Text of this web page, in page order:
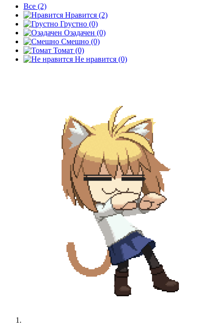
Все (2)
Нравится (2)
Грустно (0)
Озадачен (0)
Смешно (0)
Томат (0)
Не нравится (0)